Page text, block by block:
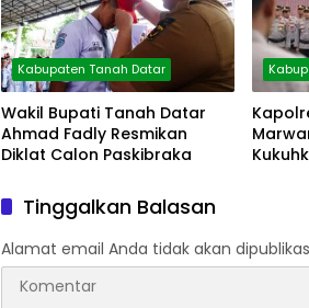
Kabupaten Tanah Datar
Wakil Bupati Tanah Datar
Ahmad Fadly Resmikan
Diklat Calon Paskibraka
Tinggalkan Balasan
Alamat email Anda tidak akan